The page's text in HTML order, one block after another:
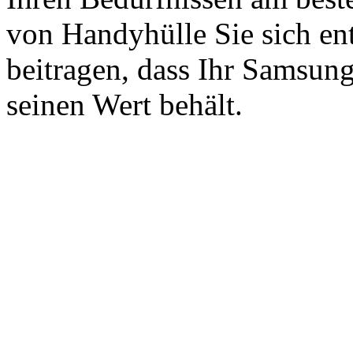
von Handyhülle Sie sich
beitragen, dass Ihr
seinen Wert behält.